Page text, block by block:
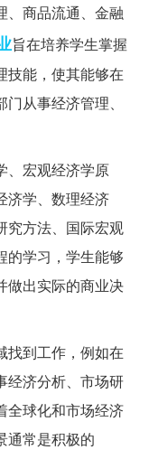
、商品流通、金融
旨在培养学生掌握
技能，使其能够在
从事经济管理、
、宏观经济学原
济学、数理经济
究方法、国际宏观
的学习，学生能够
做出实际的商业决
找到工作，例如在
经济分析、市场研
全球化和市场经济
通常是积极的